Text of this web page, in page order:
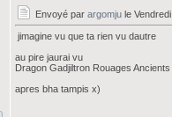
Envoyé par argomju le
jimagine vu que ta rien vu dautre
au pire jaurai vu
Dragon Gadjiltron Rouages
apres bha tampis x)